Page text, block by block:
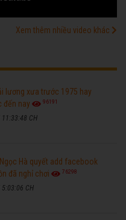
Xem thêm nhiều video khác
lương xưa trước 1975 hay
đến nay
96191
CH
Hà quyết add facebook
đã nghỉ chơi
76298
CH